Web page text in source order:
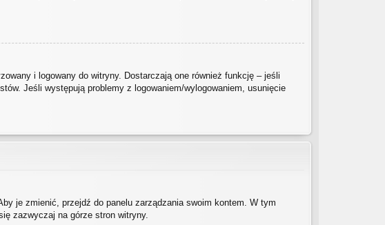
i logowany do witryny. Dostarczają one również funkcję – jeśli
Jeśli występują problemy z logowaniem/wylogowaniem, usunięcie
je zmienić, przejdź do panelu zarządzania swoim kontem. W tym
zazwyczaj na górze stron witryny.